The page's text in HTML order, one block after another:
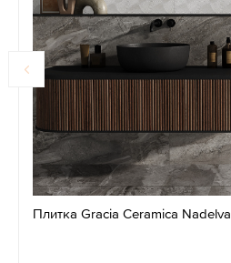
Плитка Gracia Ceramica Nadelva